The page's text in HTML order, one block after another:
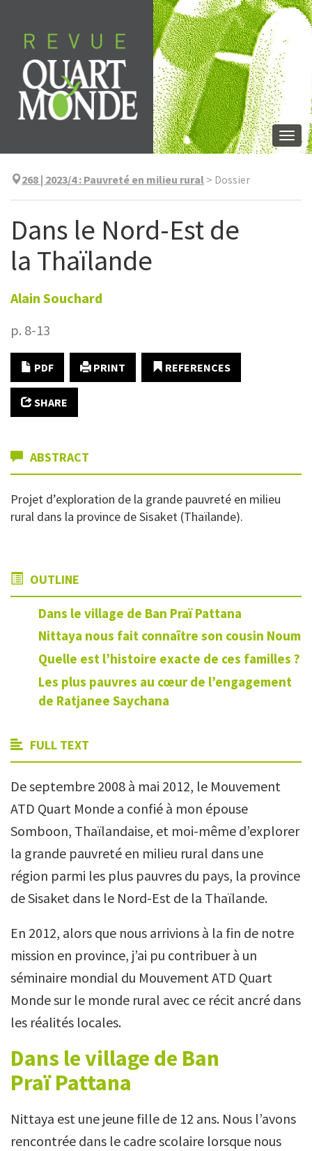
content
268 | 2023/4: Pauvreté en milieu rural > Dossier
Dans le Nord-Est de
la Thaïlande
Alain Souchard
p. 8-13
PDF PRINT REFERENCES
SHARE
ABSTRACT
Projet d’exploration de la grande pauvreté en milieu
rural dans la province de Sisaket (Thaïlande).
OUTLINE
Dans le village de Ban Praï Pattana
Nittaya nous fait connaître son cousin Noum
Quelle est l’histoire exacte de ces familles ?
Les plus pauvres au cœur de l’engagement
de Ratjanee Saychana
FULL TEXT
De septembre 2008 à mai 2012, le Mouvement
ATD Quart Monde a confié à mon épouse
Somboon, Thaïlandaise, et moi-même d’explorer
la grande pauvreté en milieu rural dans une
région parmi les plus pauvres du pays, la province
de Sisaket dans le Nord-Est de la Thaïlande.
En 2012, alors que nous arrivions à la fin de notre
mission en province, j’ai pu contribuer à un
séminaire mondial du Mouve­ment ATD Quart
Monde sur le monde rural avec ce récit ancré dans
les réalités locales.
Dans le village de Ban
Praï Pattana
Nittaya est une jeune fille de 12 ans. Nous l’avons
rencontrée dans le cadre scolaire lorsque nous